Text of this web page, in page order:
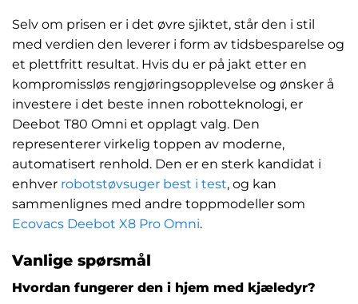
Selv om prisen er i det øvre sjiktet, står den i stil
med verdien den leverer i form av tidsbesparelse og
et plettfritt resultat. Hvis du er på jakt etter en
kompromissløs rengjøringsopplevelse og ønsker å
investere i det beste innen robotteknologi, er
Deebot T80 Omni et opplagt valg. Den
representerer virkelig toppen av moderne,
automatisert renhold. Den er en sterk kandidat i
enhver robotstøvsuger best i test, og kan
sammenlignes med andre toppmodeller som
Ecovacs Deebot X8 Pro Omni.
Vanlige spørsmål
Hvordan fungerer den i hjem med kjæledyr?